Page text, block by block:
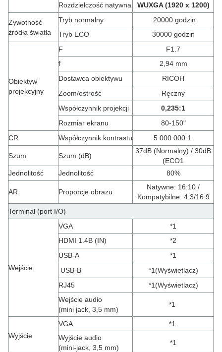
Rozdzielczość natywna
WUXGA (1920 x 1200)
Żywotność
źródła światła
Tryb normalny
20000 godzin
Tryb ECO
30000 godzin
Obiektyw
projekcyjny
F
F1.7
f
2,94 mm
Dostawca obiektywu
RICOH
Zoom/ostrość
Ręczny
Współczynnik projekcji
0,235:1
Rozmiar ekranu
80-150"
CR
Współczynnik kontrastu 5 000 000:1
Szum Szum (dB)
37dB (Normalny) / 30dB
(ECO1
Jednolitość
Jednolitość 80%
AR Proporcje obrazu
Natywne: 16:10 /
Kompatybilne: 4:3/16:9
Terminal (port I/O)
Wejście
VGA
*1
HDMI 1.4B (IN)
*2
USB-A
*1
USB-B
*1 (Wyświetlacz)
RJ45
*1 (Wyświetlacz)
Wejście audio
(mini jack, 3,5 mm)
*1
Wyjście
VGA
*1
Wyjście audio
(mini-jack, 3,5 mm)
*1